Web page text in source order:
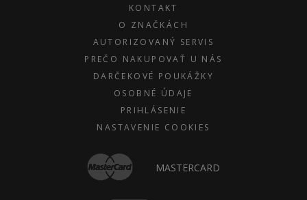
KONTAKT
O ZNAČKÁCH
AUTORIZOVANÝ SERVIS
PREČO NAKUPOVAŤ U NÁS
DARČEKOVÉ POUKÁŽKY
OSOBNÉ ÚDAJE
PRIHLÁSENIE
NASTAVENIE COOKIES
MASTERCARD